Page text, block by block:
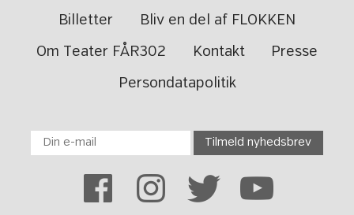
Billetter Bliv en del af FLOKKEN
Om Teater FÅR302 Kontakt Presse
Persondatapolitik